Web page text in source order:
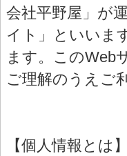
会社平野屋」が
イト」といいま
ます。このWeb
ご理解のうえご
【個人情報とは